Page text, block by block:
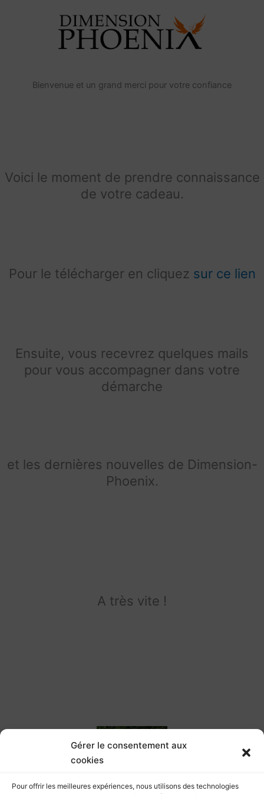
Gérer le consentement aux
cookies
Pour offrir les meilleures expériences, nous utilisons des technologies
Bienvenue et un grand merci pour votre confiance
Voici le moment de prendre connaissance
de votre cadeau.
Pour le télécharger en cliquez sur ce lien
Ensuite, vous recevrez quelques mails
pour vous accompagner dans votre
démarche
et les dernières nouvelles de Dimension-
Phoenix.
A très vite !